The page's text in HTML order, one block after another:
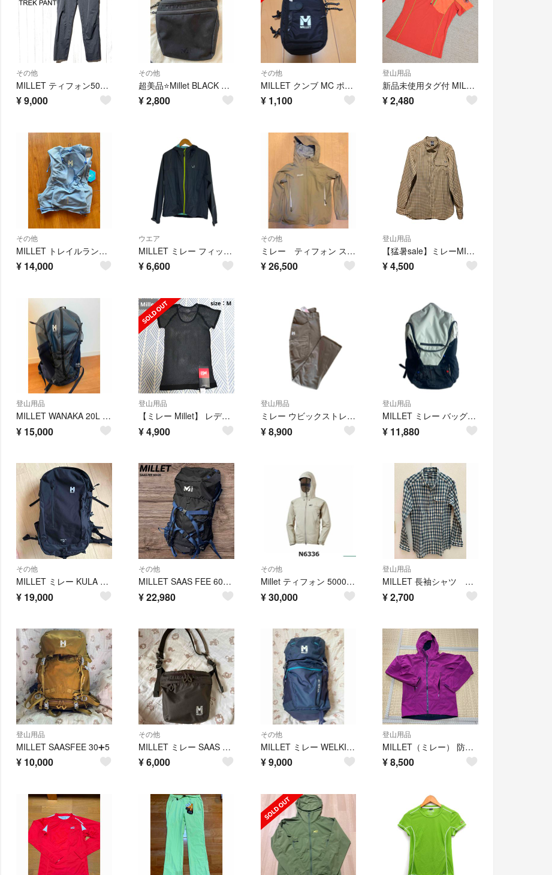
その他
MILLET ティフォン50000ストレッチトレックパンツ ミレー 高機能防水
¥9,000
その他
超美品⭐️Millet BLACK サコッシュ
¥2,800
その他
MILLET クンブ MC ポーチ
¥ 1,100
登山用品
新品未使用タグ付 MILLET ミレー ハーフジップ シャツ レディース
¥2,480
その他
MILLET トレイルランニング ベスト バックパック
¥ 14,000
ウエア
MILLET ミレー フィッシングウェア SIZE M MIV0592 グレー
¥6,600
その他
ミレー ティフォン ストレッチ ジャケット MIV03207 レディース
¥26,500
登山用品
【猛暑sale】ミレーMILLET VICHY CHECK ST SHIRT
¥4,500
登山用品
MILLET WANAKA 20L ミレー ワナカ バックパック ダークブルー
¥ 15,000
登山用品
【ミレー Millet】 レディースドライナミック メッシュ ショートスリーブM
¥4,900
登山用品
ミレー ウビックストレッチパンツ
¥8,900
登山用品
MILLET ミレー バッグ バックパック クルーズ28 使用感有 ホワイト×ブラック
¥ 11,880
その他
MILLET ミレー KULA 40 ブラック
¥ 19,000
その他
MILLET SAAS FEE 60+20 ミレー サースフェー バックパック
¥22,980
その他
Millet ティフォン 50000 ストレッチ ジャケット MASTIC XS
¥30,000
登山用品
MILLET 長袖シャツ サイズ JP L
¥2,700
登山用品
MILLET SAASFEE 30➕5
¥ 10,000
その他
MILLET ミレー SAAS FEE NX SD サースフェー NX SD O
¥6,000
その他
MILLET ミレー WELKIN 30
¥9,000
登山用品
MILLET（ミレー） 防水ジャケット パープル レディース
¥8,500